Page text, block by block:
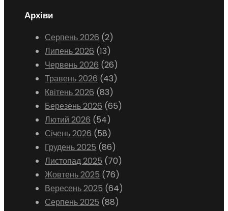
Архіви
Серпень 2026 (2)
Липень 2026 (13)
Червень 2026 (26)
Травень 2026 (43)
Квітень 2026 (83)
Березень 2026 (65)
Лютий 2026 (54)
Січень 2026 (58)
Грудень 2025 (86)
Листопад 2025 (70)
Жовтень 2025 (76)
Вересень 2025 (64)
Серпень 2025 (88)